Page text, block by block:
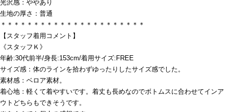
光沢感：ややあり
生地の厚さ：普通
＊＊＊＊＊＊＊＊＊＊＊＊＊＊＊＊＊＊＊＊＊＊
【スタッフ着用コメント】
《スタッフＫ》
年齢:30代前半/身長:153cm/着用サイズ:FREE
サイズ感：体のラインを拾わずゆったりしたサイズ感でした。
素材感：ベロア素材。
着心地：軽くて着やすいです。着丈も長めなのでボトムスに合わせてインア
ウトどちらもできそうです。